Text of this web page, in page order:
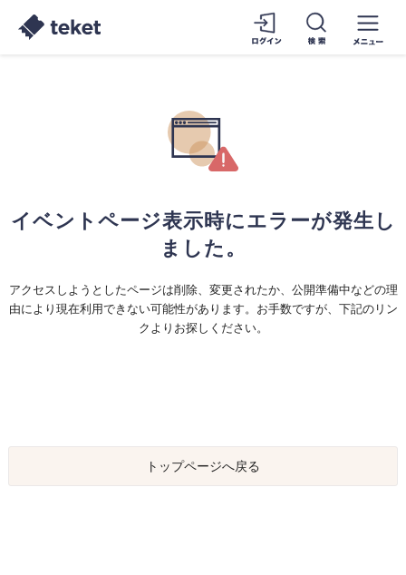
イベントページ表示時にエラーが発生し
ました。
アクセスしようとしたページは削除、変更されたか、公開準備中などの理
由により現在利用できない可能性があります。お手数ですが、下記のリン
クよりお探しください。
トップページへ戻る